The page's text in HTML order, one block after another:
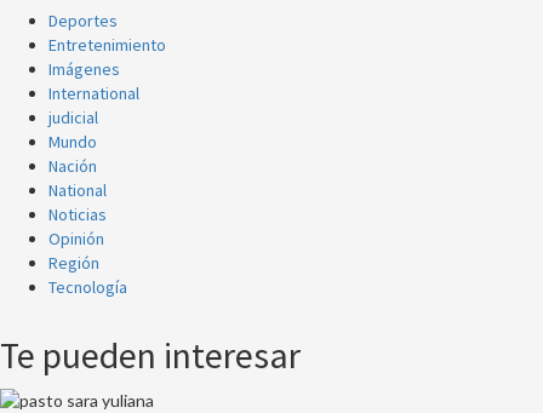
Deportes
Entretenimiento
Imágenes
International
judicial
Mundo
Nación
National
Noticias
Opinión
Región
Tecnología
Te pueden interesar